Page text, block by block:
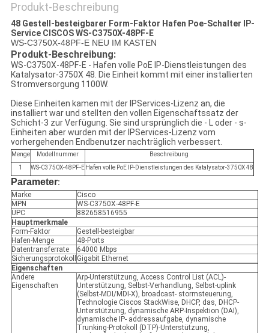
Produkt-Beschreibung
48 Gestell-besteigbarer Form-Faktor Hafen Poe-Schalter IP-
Service CISCOS WS-C3750X-48PF-E
WS-C3750X-48PF-E NEU IM KASTEN
Produkt-Beschreibung:
WS-C3750X-48PF-E - Hafen volle PoE IP-Dienstleistungen des
Katalysator-3750X 48. Die Einheit kommt mit einer installierten
Stromversorgung 1100W.
Diese Einheiten kamen mit der IPServices-Lizenz an, die
installiert war und stellten den vollen Eigenschaftssatz der
Schicht-3 zur Verfügung. Sie sind ursprünglich die - L oder - s-
Einheiten aber wurden mit der IPServices-Lizenz vom
vorhergehenden Endbenutzer nachträglich verbessert.
Menge Modellnummer
Beschreibung
1
WS-C3750X-48PF-E Hafen volle PoE IP-Dienstleistungen des Katalysator-3750X 48
Parameter:
Marke
Cisco
MPN
WS-C3750X-48PF-E
UPC
882658516955
Hauptmerkmale
Form-Faktor
Gestell-besteigbar
Hafen-Menge
48-Ports
Datentransferrate
64000 Mbps
Sicherungsprotokoll Gigabit Ethernet
Eigenschaften
Andere
Eigenschaften
Arp-Unterstützung, Access Control List (ACL)-
Unterstützung, Selbst-Verhandlung, Selbst-uplink
(Selbst-MDI/MDI-X), broadcast- stormsteuerung,
Technologie Ciscos StackWise, DHCP, das, DHCP-
Unterstützung, dynamische ARP-Inspektion (DAI),
dynamische IP- addressaufgabe, dynamische
Trunking-Protokoll (DTP)-Unterstützung,